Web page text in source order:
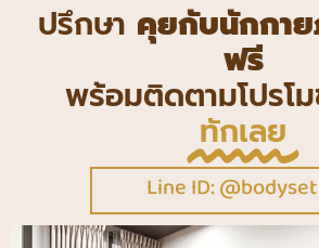
ปรึกษา คุยกับนักกา
ฟรี
พร้อมติดตามโปรโ
ทักเลย
Line ID: @bodyset